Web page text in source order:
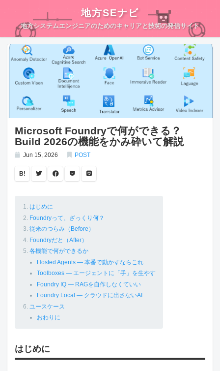
地方SEナビ
地方システムエンジニアのためのキャリアと技術の発信サイト
Microsoft Foundryで何ができる？
Build 2026の機能をかみ砕いて解説
Jun 15, 2026 POST
B!
はじめに
Foundryって、ざっくり何？
従来のつらみ（Before）
Foundryだと（After）
各機能で何ができるか
Hosted Agents — 本番で動かすならこれ
Toolboxes — エージェントに「手」を生やす
Foundry IQ — RAGを自作しなくていい
Foundry Local — クラウドに出さないAI
ユースケース
おわりに
はじめに